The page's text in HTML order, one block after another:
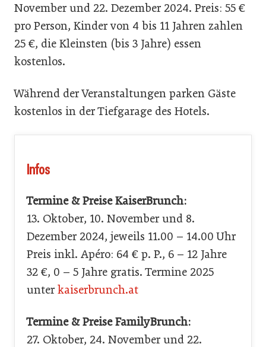
November und 22. Dezember 2024. Preis: 55 €
pro Person, Kinder von 4 bis 11 Jahren zahlen
25 €, die Kleinsten (bis 3 Jahre) essen
kostenlos.
Während der Veranstaltungen parken Gäste
kostenlos in der Tiefgarage des Hotels.
Infos
Termine & Preise KaiserBrunch:
13. Oktober, 10. November und 8.
Dezember 2024, jeweils 11.00 – 14.00 Uhr
Preis inkl. Apéro: 64 € p. P., 6 – 12 Jahre
32 €, 0 – 5 Jahre gratis. Termine 2025
unter kaiserbrunch.at
Termine & Preise FamilyBrunch:
27. Oktober, 24. November und 22.